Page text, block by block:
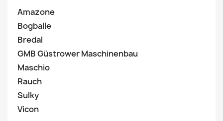
Amazone
Bogballe
Bredal
GMB Güstrower Maschinenbau
Maschio
Rauch
Sulky
Vicon